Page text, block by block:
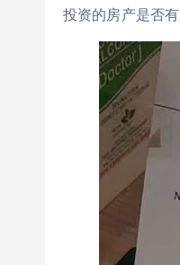
投资的房产是否